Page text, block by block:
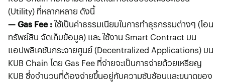
(Utility) ที่หลากหลาย ดังนี้
— Gas Fee :ใช้เป็นค่าธรรมเนียมในการทำธุรกรรมต่างๆ (โอน
ทรัพย์สิน จัดเก็บข้อมูล) และ ใช้งาน Smart Contract บน
แอปพลิเคชันกระจายศูนย์ (Decentralized Applications) บน
KUB Chain โดย Gas Fee ที่จ่ายจะเป็นการจ่ายด้วยเหรียญ
KUB ซึ่งจำนวนที่ต้องจ่ายขึ้นอยู่กับความซับซ้อนและขนาดของ